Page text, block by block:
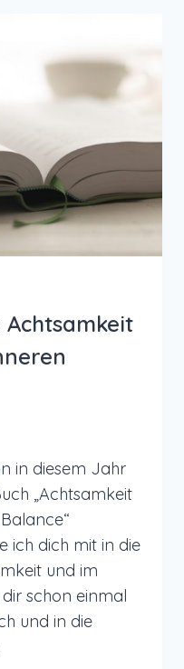
Achtsamkeit
in diesem Jahr
„Achtsamkeit
ich dich mit in die
und im
schon einmal
und in die